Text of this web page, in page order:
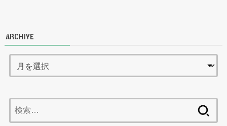
ARCHIVE
索: